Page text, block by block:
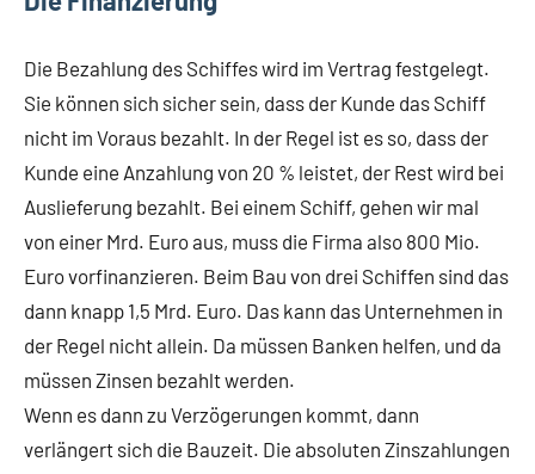
Die Bezahlung des Schiffes wird im Vertrag festgelegt.
Sie können sich sicher sein, dass der Kunde das Schiff
nicht im Voraus bezahlt. In der Regel ist es so, dass der
Kunde eine Anzahlung von 20 % leistet, der Rest wird bei
Auslieferung bezahlt. Bei einem Schiff, gehen wir mal
von einer Mrd. Euro aus, muss die Firma also 800 Mio.
Euro vorfinanzieren. Beim Bau von drei Schiffen sind das
dann knapp 1,5 Mrd. Euro. Das kann das Unternehmen in
der Regel nicht allein. Da müssen Banken helfen, und da
müssen Zinsen bezahlt werden.
Wenn es dann zu Verzögerungen kommt, dann
verlängert sich die Bauzeit. Die absoluten Zinszahlungen